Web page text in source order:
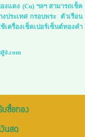
งแดง (Cu) ฯลฯ สามารถเช็ค
ประเทศ กรอบพระ ตัวเรือน
ครื่องเช็คเปอร์เซ็นต์ทองคำ
ง.com
ซื้อทอง
นสด